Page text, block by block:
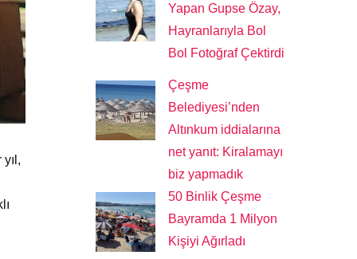
Yapan Gupse Özay,
Hayranlarıyla Bol
Bol Fotoğraf Çektirdi
Çeşme
Belediyesi’nden
Altınkum iddialarına
net yanıt: Kiralamayı
biz yapmadık
50 Binlik Çeşme
Bayramda 1 Milyon
Kişiyi Ağırladı